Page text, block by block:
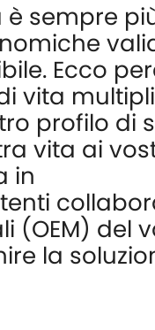
è sempre
Ecco
vita
profilo di
vita ai
in
(OEM) del
la